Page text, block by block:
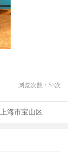
浏览次数： 53次
上海市宝山区